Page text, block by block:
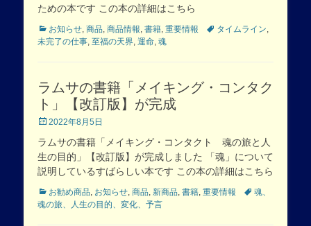
ための本です この本の詳細はこちら
Categories
お知らせ, 商品, 商品情報, 書籍, 重要情報 Tagsタイムライン,
未完了の仕事, 至福の天界, 運命, 魂
ラムサの書籍「メイキング・コンタク
ト」【改訂版】が完成
Posted
2022年8月5日
ラムサの書籍「メイキング・コンタクト 魂の旅と人
生の目的」【改訂版】が完成しました 「魂」について
説明しているすばらしい本です この本の詳細はこちら
Categories
お勧め商品, お知らせ, 商品, 新商品, 書籍, 重要情報 Tags魂、
魂の旅、人生の目的、変化、予言